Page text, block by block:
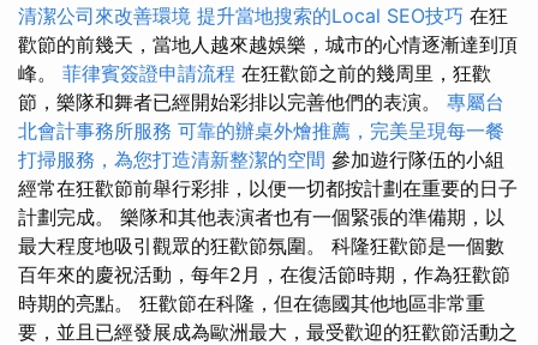
清潔公司來改善環境 提升當地搜索的Local SEO技巧 在狂
歡節的前幾天，當地人越來越娛樂，城市的心情逐漸達到頂
峰。 菲律賓簽證申請流程 在狂歡節之前的幾周里，狂歡
節，樂隊和舞者已經開始彩排以完善他們的表演。 專屬台
北會計事務所服務 可靠的辦桌外燴推薦，完美呈現每一餐
打掃服務，為您打造清新整潔的空間 參加遊行隊伍的小組
經常在狂歡節前舉行彩排，以便一切都按計劃在重要的日子
計劃完成。 樂隊和其他表演者也有一個緊張的準備期，以
最大程度地吸引觀眾的狂歡節氛圍。 科隆狂歡節是一個數
百年來的慶祝活動，每年2月，在復活節時期，作為狂歡節
時期的亮點。 狂歡節在科隆，但在德國其他地區非常重
要，並且已經發展成為歐洲最大，最受歡迎的狂歡節活動之